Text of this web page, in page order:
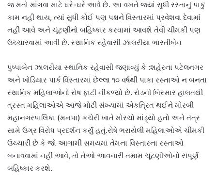
જ મતો માંગવા માટે ઘરે-ઘરે આવે છે. આ વખતે જ્યાં સુધી રસ્તાનું પાકું
કામ નહીં થાય, ત્યાં સુધી કોઈ પણ પક્ષને વિસ્તારમાં પ્રવેશવા દેવામાં
નહીં આવે અને ચૂંટણીનો બહિષ્કાર કરવામાં આવશે તેવી ચીમકી પણ
ઉચ્ચારવામાં આવી છે. સ્થાનિક રહેવાસી ઝાલરીયા ભારતીબેન
પુષ્પાબેન ઝાલરીયા સ્થાનિક રહેવાસી જણાવ્યું કે :શહેરના પટેલનગર
અને ખોડિયાર પાર્ક વિસ્તારમાં છેલ્લા ૧૦ વર્ષથી પાકા રસ્તાઓ ન બનતા
સ્થાનિક મહિલાઓનો રોષ ફાટી નીકળ્યો છે. રોડની બિસ્માર હાલતથી
ત્રસ્ત મહિલાઓએ આજે મોટી સંખ્યામાં એકત્રિત થઈને મોરબી
મહાનગરપાલિકા (મનપા) કચેરી ખાતે મોરચો માંડ્યો હતો અને તંત્ર
સામે ઉગ્ર વિરોધ પ્રદર્શન કર્યું હતું.રોષે ભરાયેલી મહિલાઓએ ચીમકી
ઉચ્ચારી છે કે જો આગામી સમયમાં તેમના વિસ્તારના રસ્તાઓ
બનાવવામાં નહીં આવે, તો તેઓ આવનારી તમામ ચૂંટણીઓનો સંપૂર્ણ
બહિષ્કાર કરશે.